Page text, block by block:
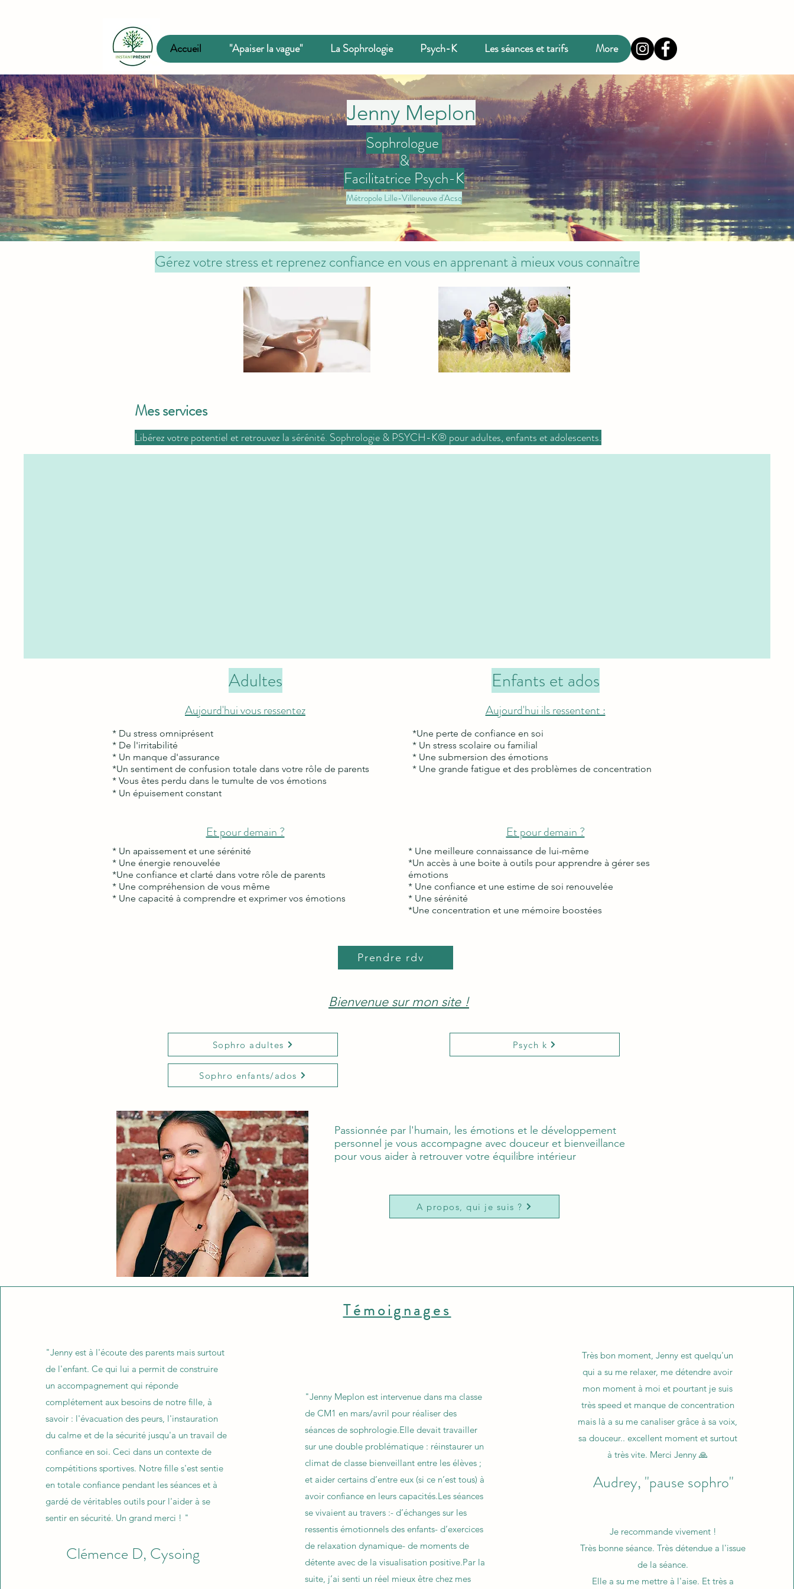
Accueil "Apaiser la vague" La Sophrologie Psych-K Les séances et tarifs More
Jenny Meplon
Sophrologue
&
Facilitatrice Psych-K
Métropole Lille-Villeneuve d'Acsq
Gérez votre stress et reprenez confiance en vous en apprenant à mieux vous connaître
Mes services
Libérez votre potentiel et retrouvez la sérénité. Sophrologie & PSYCH-K® pour adultes, enfants et adolescents.
Adultes
Aujourd'hui vous ressentez
* Du stress omniprésent
* De l'irritabilité
* Un manque d'assurance
*Un sentiment de confusion totale dans votre rôle de parents
* Vous êtes perdu dans le tumulte de vos émotions
* Un épuisement constant
Enfants et ados
Aujourd'hui ils ressentent :
*Une perte de confiance en soi
* Un stress scolaire ou familial
* Une submersion des émotions
* Une grande fatigue et des problèmes de concentration
Et pour demain ?
* Un apaissement et une sérénité
* Une énergie renouvelée
*Une confiance et clarté dans votre rôle de parents
* Une compréhension de vous même
* Une capacité à comprendre et exprimer vos émotions
Et pour demain ?
* Une meilleure connaissance de lui-même
*Un accès à une boite à outils pour apprendre à gérer ses
émotions
* Une confiance et une estime de soi renouvelée
* Une sérénité
*Une concentration et une mémoire boostées
Prendre rdv
Bienvenue sur mon site !
Sophro adultes Psych k
Sophro enfants/ados
Passionnée par l'humain, les émotions et le développement
personnel je vous accompagne avec douceur et bienveillance
pour vous aider à retrouver votre équilibre intérieur
A propos, qui je suis ?
"Jenny est à l'écoute des parents mais surtout
de l'enfant. Ce qui lui a permit de construire
un accompagnement qui réponde
complétement aux besoins de notre fille, à
savoir : l'évacuation des peurs, l'instauration
du calme et de la sécurité jusqu'a un travail de
confiance en soi. Ceci dans un contexte de
compétitions sportives. Notre fille s'est sentie
en totale confiance pendant les séances et à
gardé de véritables outils pour l'aider à se
sentir en sécurité. Un grand merci ! "
Clémence D, Cysoing
"Jenny Meplon est intervenue dans ma classe
de CM1 en mars/avril pour réaliser des
séances de sophrologie.Elle devait travailler
sur une double problématique : réinstaurer un
climat de classe bienveillant entre les élèves ;
et aider certains d’entre eux (si ce n’est tous) à
avoir confiance en leurs capacités.Les séances
se vivaient au travers :- d’échanges sur les
ressentis émotionnels des enfants- d’exercices
de relaxation dynamique- de moments de
détente avec de la visualisation positive.Par la
suite, j’ai senti un réel mieux être chez mes
Très bon moment, Jenny est quelqu'un
qui a su me relaxer, me détendre avoir
mon moment à moi et pourtant je suis
très speed et manque de concentration
mais là a su me canaliser grâce à sa voix,
sa douceur.. excellent moment et surtout
à très vite. Merci Jenny 🙏
Audrey, "pause sophro"
Je recommande vivement !
Très bonne séance. Très détendue a l'issue
de la séance.
Elle a su me mettre à l'aise. Et très a
Témoignages